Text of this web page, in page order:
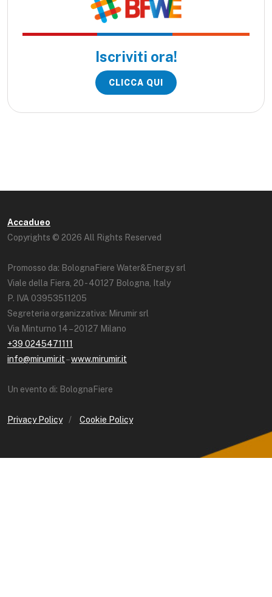
Iscriviti ora!
CLICCA QUI
Accadueo
Copyrights © 2026 All Rights Reserved
Promosso da: BolognaFiere Water&Energy srl
Viale della Fiera, 20 - 40127 Bologna, Italy
P. IVA 03953511205
Segreteria organizzativa: Mirumir srl
Via Minturno 14 – 20127 Milano
+39 0245471111
info@mirumir.it–www.mirumir.it
Un evento di: BolognaFiere
Privacy Policy / Cookie Policy